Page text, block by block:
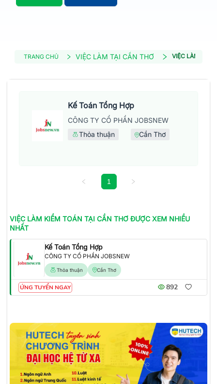
TRANG CHỦ VIỆC LÀM TẠI CẦN THƠ VIỆC LÀM KIỂM
Kế Toán Tổng Hợp
CÔNG TY CỔ PHẦN JOBSNEW
Thỏa thuận
Cần Thơ
1
VIỆC LÀM KIỂM TOÁN TẠI CẦN THƠ ĐƯỢC XEM NHIỀU
NHẤT
Kế Toán Tổng Hợp
CÔNG TY CỔ PHẦN JOBSNEW
Thỏa thuận Cần Thơ
ỨNG TUYỂN NGAY 892